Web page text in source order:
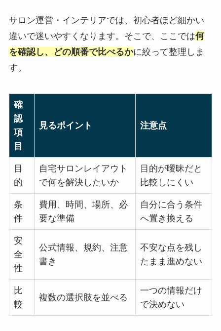
サロン運営・インテリアでは、初心者ほど細かい
違いで迷いやすくなります。そこで、ここでは何
を確認し、どの順番で比べるかに絞って整理しま
す。
確
認
項
目
見るポイント 注意点
目
的
自宅サロンレイアウト
で何を解決したいか
目的が曖昧だと
比較しにくい
条
件
費用、時間、場所、必
要な準備
自分に合う条件
へ置き換える
安
全
性
公式情報、規約、注意
書き
不安な点を残し
たまま進めない
比
較
複数の選択肢を並べる
一つの情報だけ
で決めない